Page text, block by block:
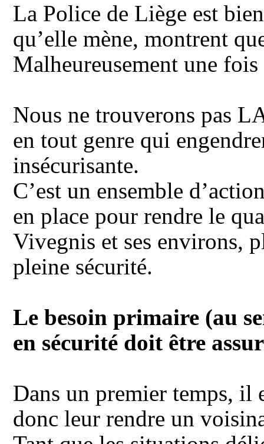
La Police de Liège est
qu’elle mène, montrent
Malheureusement une
Nous ne trouverons pas
en tout genre qui
insécurisante.
C’est un ensemble
en place pour rendre le
Vivegnis et ses environs, p
pleine sécurité.
Le besoin primaire (au
en sécurité doit être
Dans un premier temps, il
donc leur rendre un